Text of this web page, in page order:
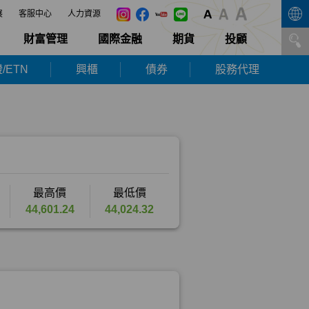
客服中心 人力資源
財富管理 國際金融 期貨 投顧
ETN 興櫃 債券 股務代理